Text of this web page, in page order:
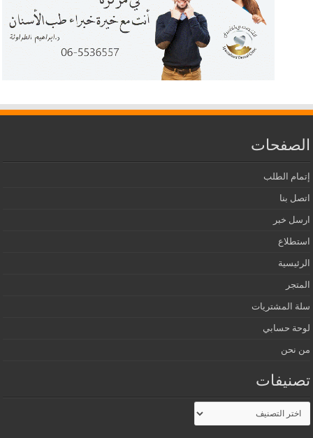
الصفحات
إتمام الطلب
اتصل بنا
ارسل خبر
استطلاع
الرئيسية
المتجر
سلة المشتريات
لوحة حسابي
من نحن
تصنيفات
تصنيفات